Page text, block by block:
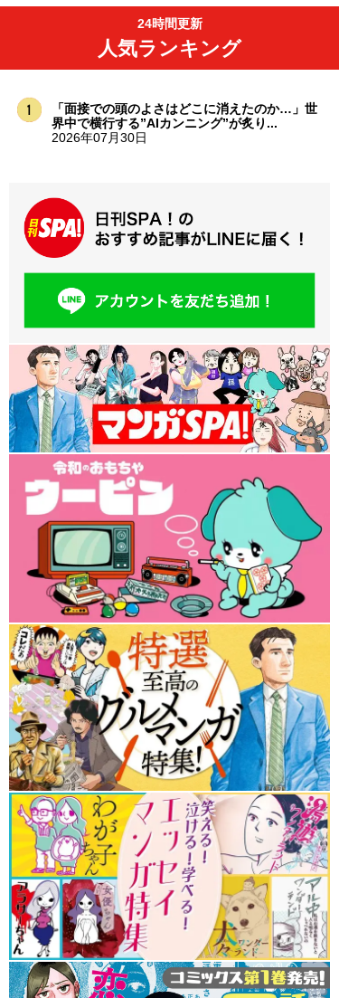
24時間更新
人気ランキング
「面接での頭のよさはどこに消えたのか…」世
界中で横行する”AIカンニング”が炙り...
2026年07月30日